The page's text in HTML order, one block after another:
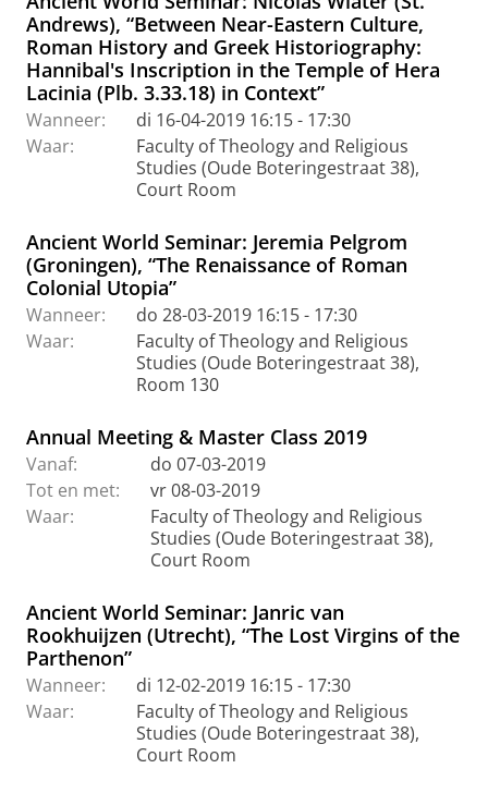
Andrews), “Between Near-Eastern Culture,
Roman History and Greek Historiography:
Hannibal's Inscription in the Temple of Hera
Lacinia (Plb. 3.33.18) in Context”
Wanneer:
di 16-04-2019 16:15 - 17:30
Waar:
Faculty of Theology and Religious
Studies (Oude Boteringestraat 38),
Court Room
Ancient World Seminar: Jeremia Pelgrom
(Groningen), “The Renaissance of Roman
Colonial Utopia”
Wanneer:
do 28-03-2019 16:15 - 17:30
Waar:
Faculty of Theology and Religious
Studies (Oude Boteringestraat 38),
Room 130
Annual Meeting & Master Class 2019
Vanaf:
do 07-03-2019
Tot en met:
vr 08-03-2019
Waar:
Faculty of Theology and Religious
Studies (Oude Boteringestraat 38),
Court Room
Ancient World Seminar: Janric van
Rookhuijzen (Utrecht), “The Lost Virgins of the
Parthenon”
Wanneer:
di 12-02-2019 16:15 - 17:30
Waar:
Faculty of Theology and Religious
Studies (Oude Boteringestraat 38),
Court Room